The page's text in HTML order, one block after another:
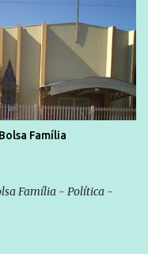
Família
Família - Política -